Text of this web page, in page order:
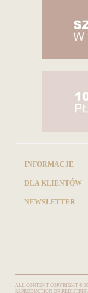
INFORMACJE
DLA KLIENTÓW
NEWSLETTER
ALL CONTENT COPYRIGHT ©
REPRODUCTION OR